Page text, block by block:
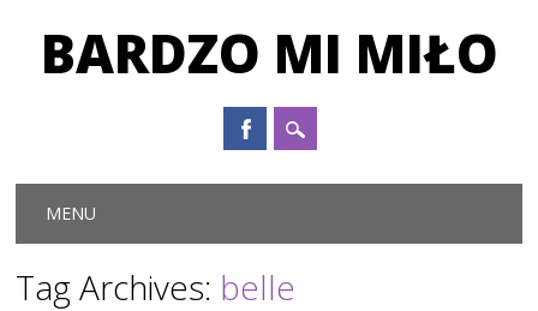
BARDZO MI MIŁO
Main menu
MENU
Tag Archives: belle